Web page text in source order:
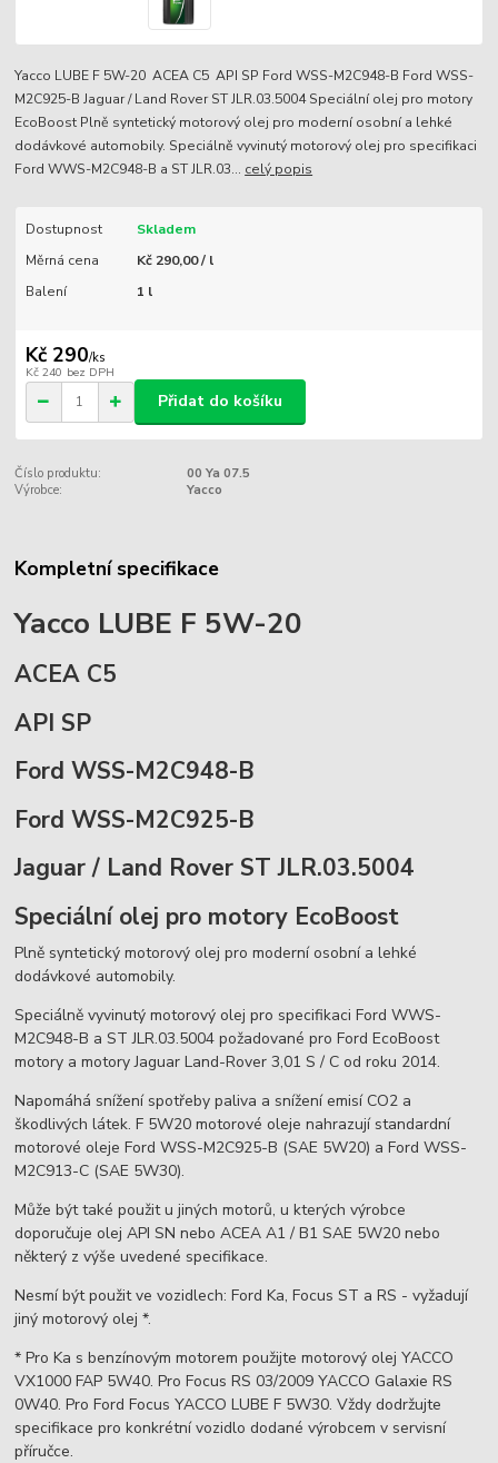
Yacco LUBE F 5W-20 ACEA C5 API SP Ford WSS-M2C948-B Ford WSS-
M2C925-B Jaguar / Land Rover ST JLR.03.5004 Speciální olej pro motory
EcoBoost Plně syntetický motorový olej pro moderní osobní a lehké
dodávkové automobily. Speciálně vyvinutý motorový olej pro specifikaci
Ford WWS-M2C948-B a ST JLR.03... celý popis
Dostupnost
Skladem
Měrná cena
Kč 290,00 / l
Balení
1 l
Kč 290/ks
Kč 240 bez DPH
Přidat do košíku
Číslo produktu:
00 Ya 07.5
Výrobce:
Yacco
Kompletní specifikace
Yacco LUBE F 5W-20
ACEA C5
API SP
Ford WSS-M2C948-B
Ford WSS-M2C925-B
Jaguar / Land Rover ST JLR.03.5004
Speciální olej pro motory EcoBoost
Plně syntetický motorový olej pro moderní osobní a lehké
dodávkové automobily.
Speciálně vyvinutý motorový olej pro specifikaci Ford WWS-
M2C948-B a ST JLR.03.5004 požadované pro Ford EcoBoost
motory a motory Jaguar Land-Rover 3,01 S / C od roku 2014.
Napomáhá snížení spotřeby paliva a snížení emisí CO2 a
škodlivých látek. F 5W20 motorové oleje nahrazují standardní
motorové oleje Ford WSS-M2C925-B (SAE 5W20) a Ford WSS-
M2C913-C (SAE 5W30).
Může být také použit u jiných motorů, u kterých výrobce
doporučuje olej API SN nebo ACEA A1 / B1 SAE 5W20 nebo
některý z výše uvedené specifikace.
Nesmí být použit ve vozidlech: Ford Ka, Focus ST a RS - vyžadují
jiný motorový olej *.
* Pro Ka s benzínovým motorem použijte motorový olej YACCO
VX1000 FAP 5W40. Pro Focus RS 03/2009 YACCO Galaxie RS
0W40. Pro Ford Focus YACCO LUBE F 5W30. Vždy dodržujte
specifikace pro konkrétní vozidlo dodané výrobcem v servisní
příručce.